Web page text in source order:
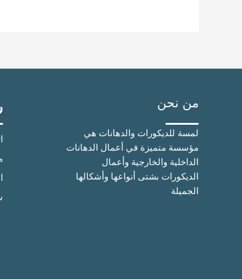
من نحن
لمسة للديكورات والدهانات هي
مؤسسة متميزة في أعمال الدهانات
الداخلية والخارجية وأعمال
الديكورات بشتى أنواعها وأشكالها
الجميلة